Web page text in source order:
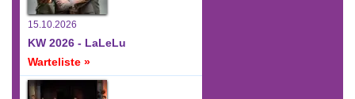
15.10.2026
KW 2026 - LaLeLu
Warteliste »